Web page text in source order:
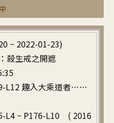
~ 2022-01-23)
殺生戒之開遮
L12 趣入大乘道者……
L4 ~ P176-L10 ( 2016